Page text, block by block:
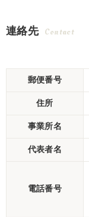
連絡先 Contact
郵便番号
住所
事業所名
代表者名
電話番号